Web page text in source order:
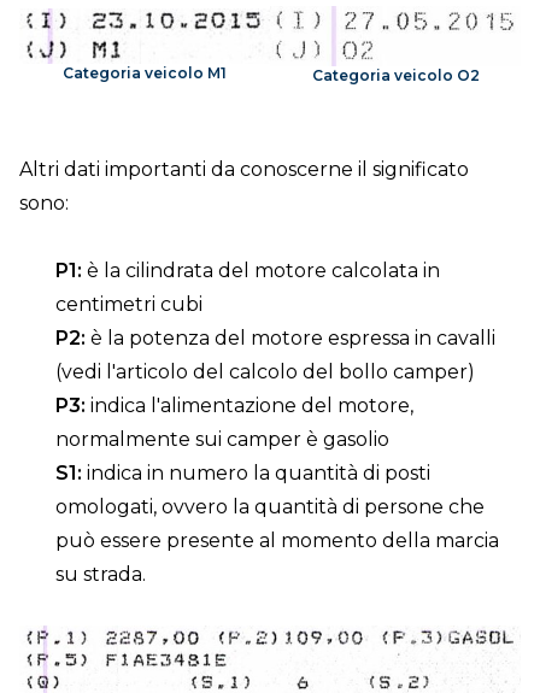
Categoria veicolo M1 Categoria veicolo O2
Altri dati importanti da conoscerne il significato
sono:
P1: è la cilindrata del motore calcolata in
centimetri cubi
P2: è la potenza del motore espressa in cavalli
(vedi l'articolo del calcolo del bollo camper)
P3: indica l'alimentazione del motore,
normalmente sui camper è gasolio
S1: indica in numero la quantità di posti
omologati, ovvero la quantità di persone che
può essere presente al momento della marcia
su strada.